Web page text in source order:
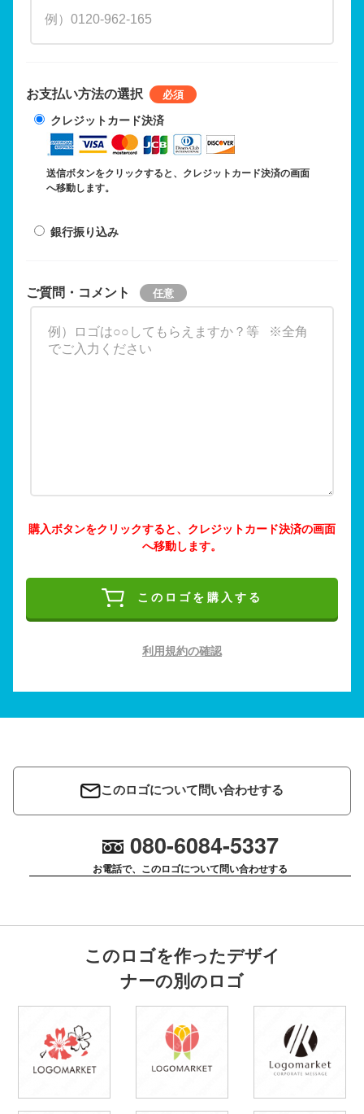
お支払い方法の選択
クレジットカード決済
送信ボタンをクリックすると、クレジットカード決済の画面
へ移動します。
銀行振り込み
ご質問・コメント
購入ボタンをクリックすると、クレジットカード決済の画面
へ移動します。
このロゴを購入する
利用規約の確認
このロゴについて問い合わせする
080-6084-5337
お電話で、このロゴについて問い合わせする
このロゴを作ったデザイ
ナーの別のロゴ